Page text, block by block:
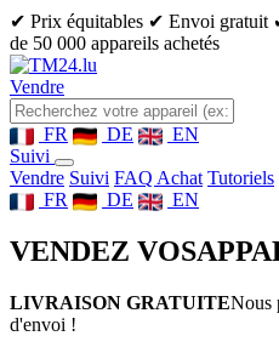
✔ Prix équitables ✔ Envoi gratuit
de 50 000 appareils achetés
Vendre
FR DE
EN
Suivi
Vendre Suivi FAQ Achat Tutoriels
FR
DE EN
VENDEZ VOS
LIVRAISON GRATUITENous
d'envoi !